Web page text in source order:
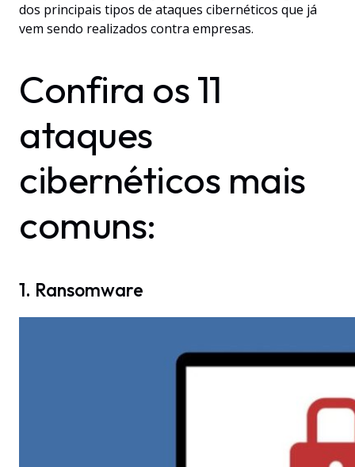
dos principais tipos de ataques cibernéticos que já
vem sendo realizados contra empresas.
Confira os 11
ataques
cibernéticos mais
comuns:
1. Ransomware